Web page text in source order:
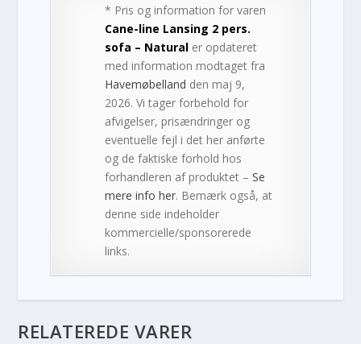
* Pris og information for varen
Cane-line Lansing 2 pers.
sofa – Natural er opdateret
med information modtaget fra
Havemøbelland den maj 9,
2026. Vi tager forbehold for
afvigelser, prisændringer og
eventuelle fejl i det her anførte
og de faktiske forhold hos
forhandleren af produktet –Se
mere info her. Bemærk også, at
denne side indeholder
kommercielle/sponsorerede
links.
RELATEREDE VARER